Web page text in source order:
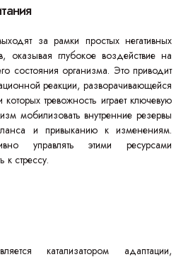
за рамки простых негативных
оказывая глубокое воздействие на
состояния организма. Это приводит
реакции, разворачивающейся
тревожность играет ключевую
мобилизовать внутренние резервы
и привыканию к изменениям.
управлять этими ресурсами
к стрессу.
катализатором адаптации,